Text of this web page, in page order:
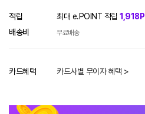
적립 최대 e.POINT 적립 1,918P
배송비
무료배송
카드혜택 카드사별 무이자 혜택 >